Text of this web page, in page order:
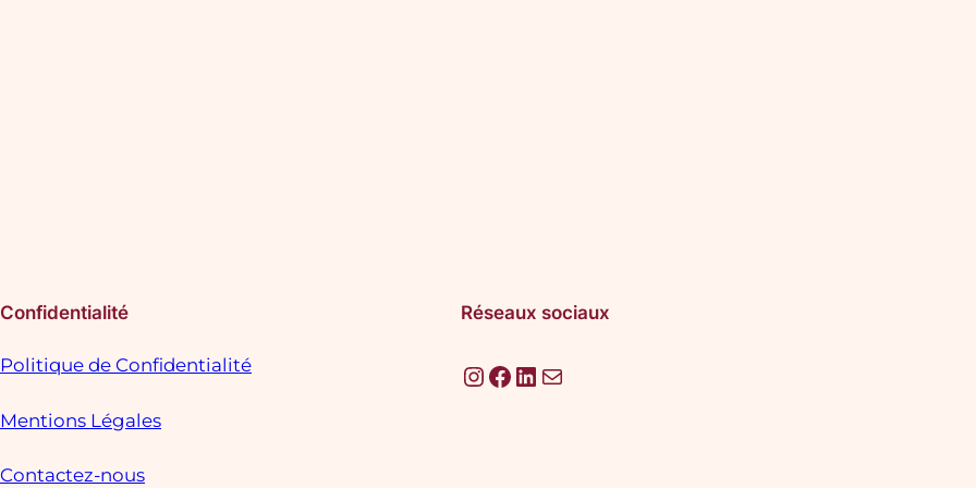
Confidentialité
Politique de Confidentialité
Mentions Légales
Contactez-nous
Réseaux sociaux
InstagramFacebook LinkedIn E-mail